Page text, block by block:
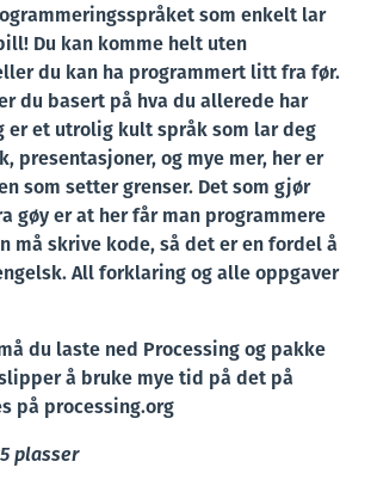
som enkelt lar
Du kan komme helt uten
du kan ha programmert litt fra før.
du basert på hva du allerede har
er et utrolig kult språk som lar deg
presentasjoner, og mye mer, her er
som setter grenser. Det som gjør
gøy er at her får man programmere
må skrive kode, så det er en fordel å
All forklaring og alle oppgaver
du laste ned Processing og pakke
å bruke mye tid på det på
på processing.org
plasser